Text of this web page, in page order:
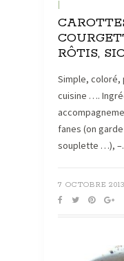
RÔTIS,
Simple, coloré,
cuisine ….
fanes (on
souplette …),
7 OCTOBRE 2013